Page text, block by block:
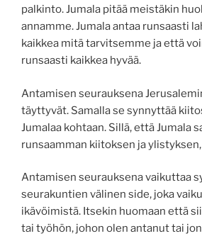
palkinto. Jumala pitää meistäkin
annamme. Jumala antaa runsaasti
kaikkea mitä tarvitsemme ja että
runsaasti kaikkea hyvää.
Antamisen seurauksena
täyttyvät. Samalla se synnyttää
Jumalaa kohtaan. Sillä, että Jumala
runsaamman kiitoksen ja
Antamisen seurauksena vaikuttaa
seurakuntien välinen side, joka
ikävöimistä. Itsekin huomaan että
tai työhön, johon olen antanut tai